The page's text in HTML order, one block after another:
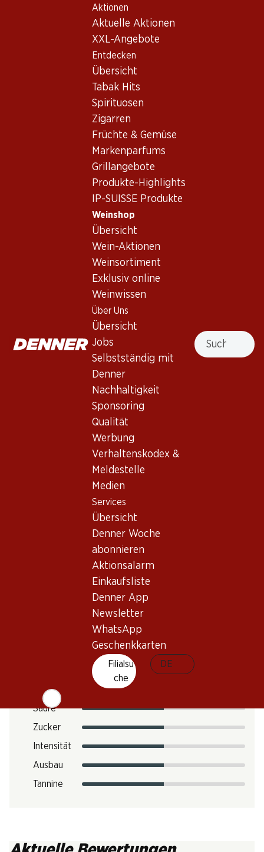
Aktionen
Aktuelle Aktionen
XXL-Angebote
Entdecken
Übersicht
Tabak Hits
Spirituosen
Zigarren
Früchte & Gemüse
Markenparfums
Grillangebote
Produkte-Highlights
IP-SUISSE Produkte
Weinshop
Übersicht
Wein-Aktionen
Weinsortiment
Exklusiv online
Weinwissen
Über Uns
Übersicht
Jobs
Selbstständig mit
Denner
Nachhaltigkeit
Sponsoring
Qualität
Werbung
Verhaltenskodex &
Meldestelle
Medien
Services
Übersicht
Denner Woche
abonnieren
Aktionsalarm
Einkaufsliste
Denner App
Newsletter
WhatsApp
Geschenkkarten
Filialsu
che
DE
Suche
Wein/Champagner
Bordeaux
Château Palmer Margaux AC 2007 75
Château Palmer Margaux AC
Frankreich,Bordeaux, 2007
Frankreich, Bordeaux, 2007, 75 cl
Wissenswertes
Rotwein_old
Trinktemperatur
CO2-Fussabdruck
Geschmack
Säure
Zucker
Intensität
Ausbau
Tannine